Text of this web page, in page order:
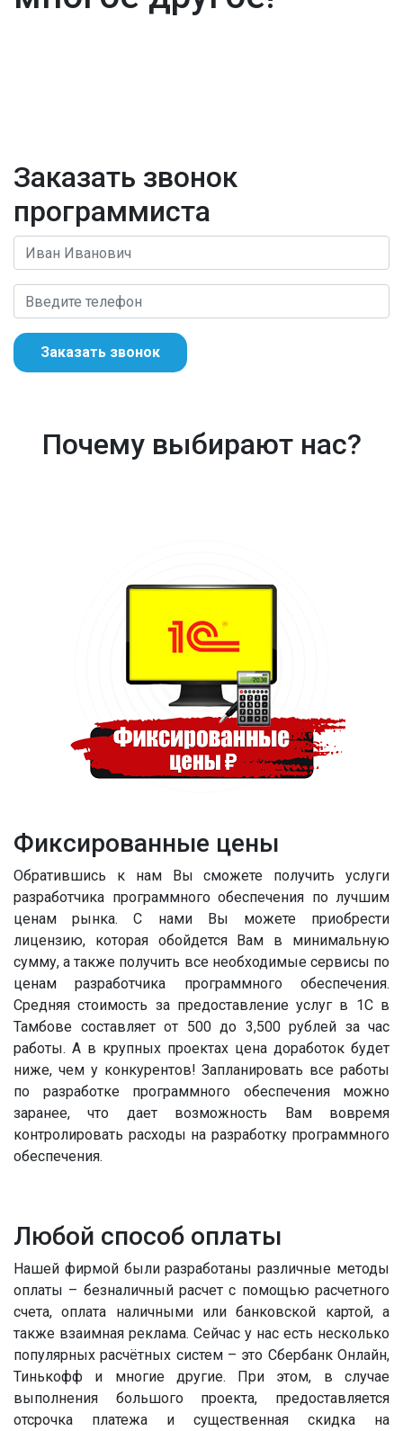
Заказать звонок
программиста
Заказать звонок
Почему выбирают нас?
Фиксированные цены
Обратившись к нам Вы сможете получить услуги
разработчика программного обеспечения по лучшим
ценам рынка. С нами Вы можете приобрести
лицензию, которая обойдется Вам в минимальную
сумму, а также получить все необходимые сервисы по
ценам разработчика программного обеспечения.
Средняя стоимость за предоставление услуг в 1С в
Тамбове составляет от 500 до 3,500 рублей за час
работы. А в крупных проектах цена доработок будет
ниже, чем у конкурентов! Запланировать все работы
по разработке программного обеспечения можно
заранее, что дает возможность Вам вовремя
контролировать расходы на разработку программного
обеспечения.
Любой способ оплаты
Нашей фирмой были разработаны различные методы
оплаты – безналичный расчет с помощью расчетного
счета, оплата наличными или банковской картой, а
также взаимная реклама. Сейчас у нас есть несколько
популярных расчётных систем – это Сбербанк Онлайн,
Тинькофф и многие другие. При этом, в случае
выполнения большого проекта, предоставляется
отсрочка платежа и существенная скидка на